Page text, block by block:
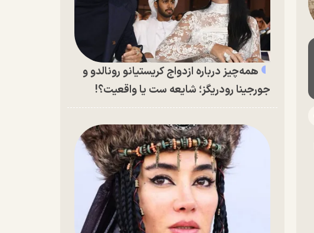
همه‌چیز درباره ازدواج کریستیانو رونالدو و
جورجینا رودریگز؛ شایعه ست یا واقعیت؟!